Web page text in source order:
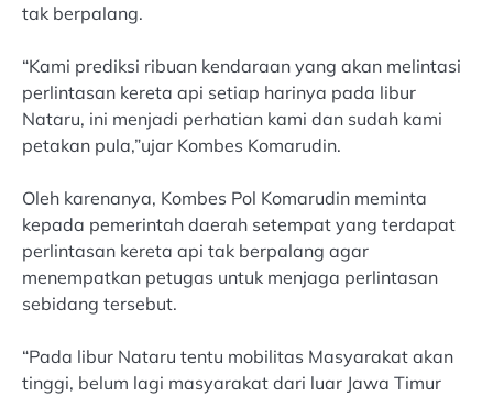
tak berpalang.
“Kami prediksi ribuan kendaraan yang akan melintasi
perlintasan kereta api setiap harinya pada libur
Nataru, ini menjadi perhatian kami dan sudah kami
petakan pula,”ujar Kombes Komarudin.
Oleh karenanya, Kombes Pol Komarudin meminta
kepada pemerintah daerah setempat yang terdapat
perlintasan kereta api tak berpalang agar
menempatkan petugas untuk menjaga perlintasan
sebidang tersebut.
“Pada libur Nataru tentu mobilitas Masyarakat akan
tinggi, belum lagi masyarakat dari luar Jawa Timur